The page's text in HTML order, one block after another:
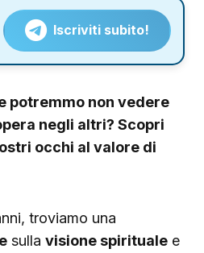
Iscriviti subito!
potremmo non vedere
negli altri? Scopri
occhi al valore di
troviamo una
sulla visione spirituale e